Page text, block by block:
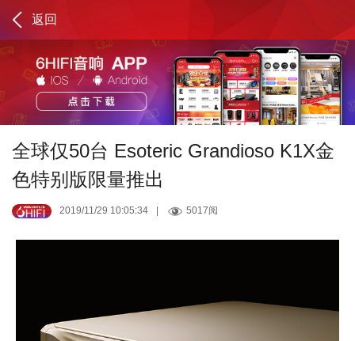
返回
全球仅50台 Esoteric Grandioso K1X金
色特别版限量推出
2019/11/29 10:05:34 5017阅